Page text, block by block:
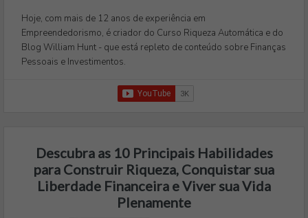
Hoje, com mais de 12 anos de experiência em
Empreendedorismo, é criador do Curso Riqueza Automática e do
Blog William Hunt - que está repleto de conteúdo sobre Finanças
Pessoais e Investimentos.
Descubra as 10 Principais Habilidades
para Construir Riqueza, Conquistar sua
Liberdade Financeira e Viver sua Vida
Plenamente